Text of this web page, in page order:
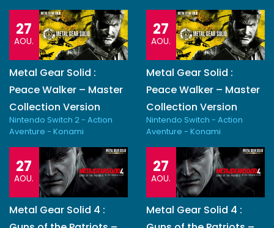
27
AOU.
Metal Gear Solid :
Peace Walker – Master
Collection Version
Nintendo Switch 2 - Action
Aventure - Konami
27
AOU.
Metal Gear Solid :
Peace Walker – Master
Collection Version
Nintendo Switch - Action
Aventure - Konami
27
AOU.
Metal Gear Solid 4 :
27
AOU.
Metal Gear Solid 4 :